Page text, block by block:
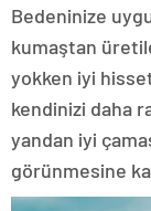
Bedeninize
kumaştan
yokken iyi
kendinizi daha
yandan iyi
görünmesine